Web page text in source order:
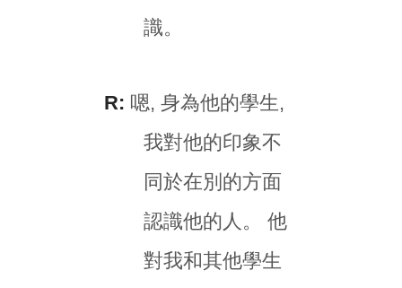
識。
R: 嗯, 身為他的學生,
我對他的印象不
同於在別的方面
認識他的人。 他
對我和其他學生